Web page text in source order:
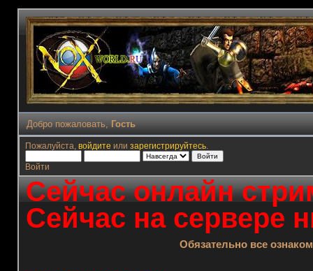
Добро пожаловать, Гость
Пожалуйста, войдите или зарегистрируйтесь.
Войти
Сейчас онлайн
Сейчас на сервере
Обязательно все